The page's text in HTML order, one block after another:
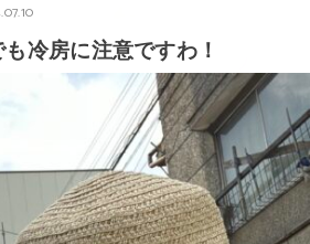
冷房に注意ですわ！